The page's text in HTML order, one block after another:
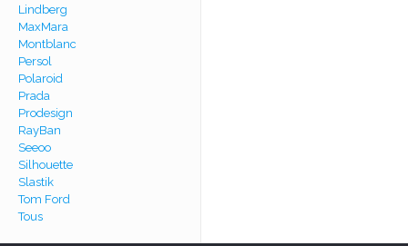
Lindberg
MaxMara
Montblanc
Persol
Polaroid
Prada
Prodesign
RayBan
Seeoo
Silhouette
Slastik
Tom Ford
Tous